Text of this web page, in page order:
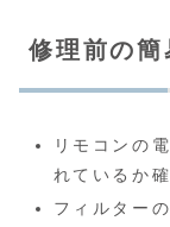
修理前の
リモコンの
れているか
フィルター